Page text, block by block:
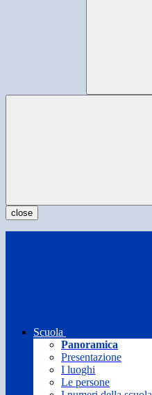
close
Scuola
Panoramica
Presentazione
I luoghi
Le persone